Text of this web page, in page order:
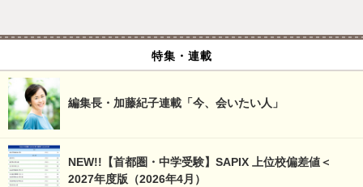
特集・連載
編集長・加藤紀子連載「今、会いたい人」
NEW!!【首都圏・中学受験】SAPIX 上位校偏差値＜
2027年度版（2026年4月）